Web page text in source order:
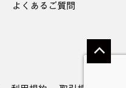
よくあるご質問